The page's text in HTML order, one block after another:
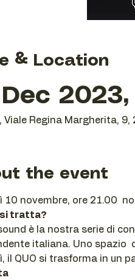
& Location
Dec
Viale Regina Margherita,
the event
10 novembre, ore 21.00
si tratta?
è la nostra serie di
italiana. Uno spazio
il QUO si trasforma in un